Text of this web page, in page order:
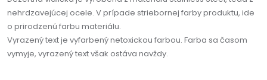
nehrdzavejúcej ocele. V prípade striebornej farby produktu, ide
o prirodzenú farbu materiálu.
Vyrazený text je vyfarbený netoxickou farbou. Farba sa časom
vymyje, vyrazený text však ostáva navždy.